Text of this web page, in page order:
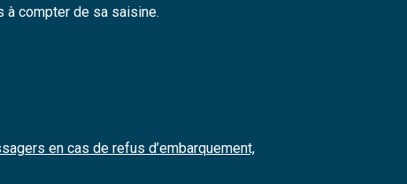
à compter de sa saisine.
en cas de refus d’embarquement,